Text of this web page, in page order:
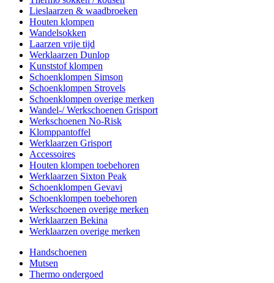
Lieslaarzen & waadbroeken
Houten klompen
Wandelsokken
Laarzen vrije tijd
Werklaarzen Dunlop
Kunststof klompen
Schoenklompen Simson
Schoenklompen Strovels
Schoenklompen overige merken
Wandel-/ Werkschoenen Grisport
Werkschoenen No-Risk
Klomppantoffel
Werklaarzen Grisport
Accessoires
Houten klompen toebehoren
Werklaarzen Sixton Peak
Schoenklompen Gevavi
Schoenklompen toebehoren
Werkschoenen overige merken
Werklaarzen Bekina
Werklaarzen overige merken
Handschoenen
Mutsen
Thermo ondergoed